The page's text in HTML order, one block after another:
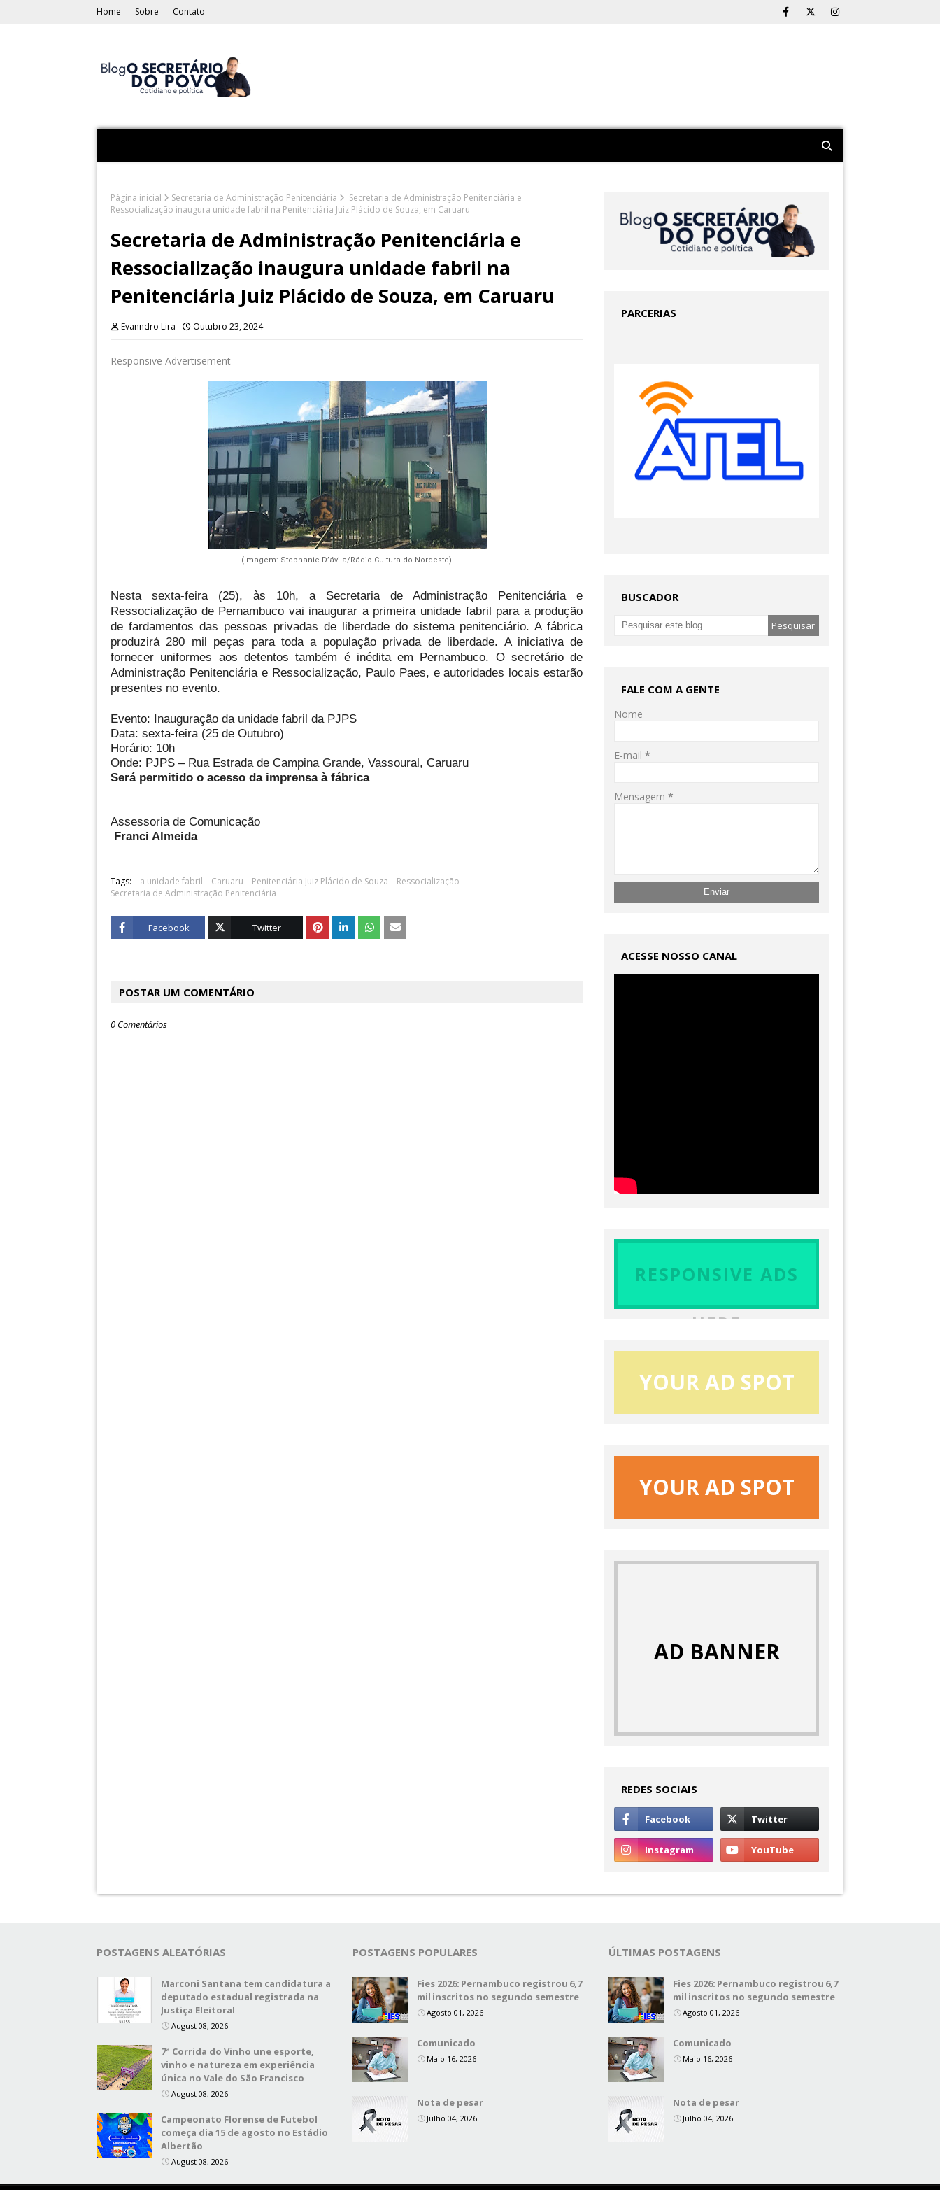
Home Sobre Contato
Página inicial Secretaria de Administração Penitenciária
Secretaria de Administração Penitenciária e
Ressocialização inaugura unidade fabril na Penitenciária Juiz Plácido de Souza, em Caruaru
Secretaria de Administração Penitenciária e
Ressocialização inaugura unidade fabril na
Penitenciária Juiz Plácido de Souza, em Caruaru
Evanndro Lira Outubro 23, 2024
Responsive Advertisement
(Imagem: Stephanie D’ávila/Rádio Cultura do Nordeste)
Nesta sexta-feira (25), às 10h, a Secretaria de Administração Penitenciária e
Ressocialização de Pernambuco vai inaugurar a primeira unidade fabril para a produção
de fardamentos das pessoas privadas de liberdade do sistema penitenciário. A fábrica
produzirá 280 mil peças para toda a população privada de liberdade. A iniciativa de
fornecer uniformes aos detentos também é inédita em Pernambuco. O secretário de
Administração Penitenciária e Ressocialização, Paulo Paes, e autoridades locais estarão
presentes no evento.
Evento: Inauguração da unidade fabril da PJPS
Data: sexta-feira (25 de Outubro)
Horário: 10h
Onde: PJPS – Rua Estrada de Campina Grande, Vassoural, Caruaru
Será permitido o acesso da imprensa à fábrica
Assessoria de Comunicação
Franci Almeida
Tags: a unidade fabril Caruaru Penitenciária Juiz Plácido de Souza
Ressocialização
Secretaria de Administração Penitenciária
Facebook Twitter
POSTAR UM COMENTÁRIO
0 Comentários
PARCERIAS
BUSCADOR
FALE COM A GENTE
Nome
E-mail*
Mensagem*
ACESSE NOSSO CANAL
RESPONSIVE ADS
HERE
YOUR AD SPOT
YOUR AD SPOT
AD BANNER
REDES SOCIAIS
POSTAGENS ALEATÓRIAS
Marconi Santana tem candidatura a
deputado estadual registrada na
Justiça Eleitoral
August 08, 2026
7ª Corrida do Vinho une esporte,
vinho e natureza em experiência
única no Vale do São Francisco
August 08, 2026
Campeonato Florense de Futebol
começa dia 15 de agosto no Estádio
Albertão
August 08, 2026
POSTAGENS POPULARES
Fies 2026: Pernambuco registrou 6,7
mil inscritos no segundo semestre
Agosto 01, 2026
Comunicado
Maio 16, 2026
Nota de pesar
Julho 04, 2026
ÚLTIMAS POSTAGENS
Fies 2026: Pernambuco registrou 6,7
mil inscritos no segundo semestre
Agosto 01, 2026
Comunicado
Maio 16, 2026
Nota de pesar
Julho 04, 2026